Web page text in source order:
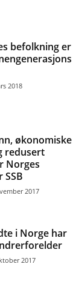
befolkning er
2018
økonomiske
redusert
Norges
2017
i Norge har
2017